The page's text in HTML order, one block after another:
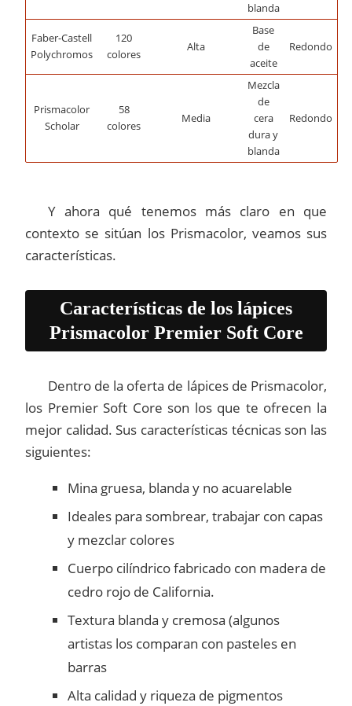
blanda
Faber-Castell
Polychromos
120
colores
Alta
Base
de
aceite
Redondo
Prismacolor
Scholar
58
colores
Media
Mezcla
de
cera
dura y
blanda
Redondo
Y ahora qué tenemos más claro en que
contexto se sitúan los Prismacolor, veamos sus
características.
Características de los lápices
Prismacolor Premier Soft Core
Dentro de la oferta de lápices de Prismacolor,
los Premier Soft Core son los que te ofrecen la
mejor calidad. Sus características técnicas son las
siguientes:
Mina gruesa, blanda y no acuarelable
Ideales para sombrear, trabajar con capas
y mezclar colores
Cuerpo cilíndrico fabricado con madera de
cedro rojo de California.
Textura blanda y cremosa (algunos
artistas los comparan con pasteles en
barras
Alta calidad y riqueza de pigmentos